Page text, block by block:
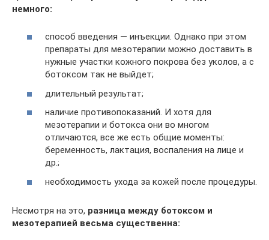
немного:
способ введения — инъекции. Однако при этом
препараты для мезотерапии можно доставить в
нужные участки кожного покрова без уколов, а с
ботоксом так не выйдет;
длительный результат;
наличие противопоказаний. И хотя для
мезотерапии и ботокса они во многом
отличаются, все же есть общие моменты:
беременность, лактация, воспаления на лице и
др.;
необходимость ухода за кожей после процедуры.
Несмотря на это, разница между ботоксом и
мезотерапией весьма существенна: